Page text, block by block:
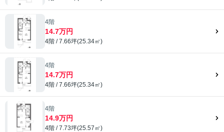
4階
14.7万円
4階 / 7.66坪(25.34㎡)
4階
14.7万円
4階 / 7.66坪(25.34㎡)
4階
14.9万円
4階 / 7.73坪(25.57㎡)